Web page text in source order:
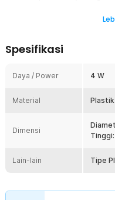
TaffLED menggunakan chip
Perpaduan warna yang
lebih hidup dan tidak
kamar.
Bentuknya yang kecil dan
ke mana saja tanpa
juga memudahkan
Koneksi USB yang Fleksibel
Spesifikasi
Daya / Power 4 W
Material Plastik
Dimensi
Lain-lain Tipe